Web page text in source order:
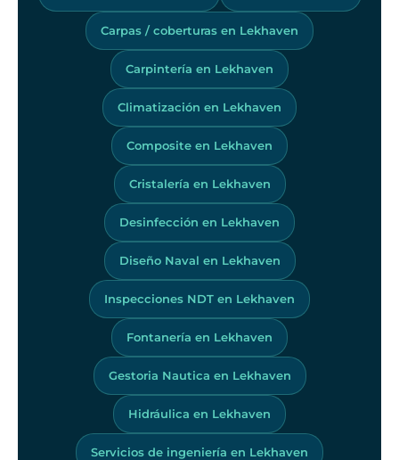
Carpas / coberturas en Lekhaven
Carpintería en Lekhaven
Climatización en Lekhaven
Composite en Lekhaven
Cristalería en Lekhaven
Desinfección en Lekhaven
Diseño Naval en Lekhaven
Inspecciones NDT en Lekhaven
Fontanería en Lekhaven
Gestoria Nautica en Lekhaven
Hidráulica en Lekhaven
Servicios de ingeniería en Lekhaven